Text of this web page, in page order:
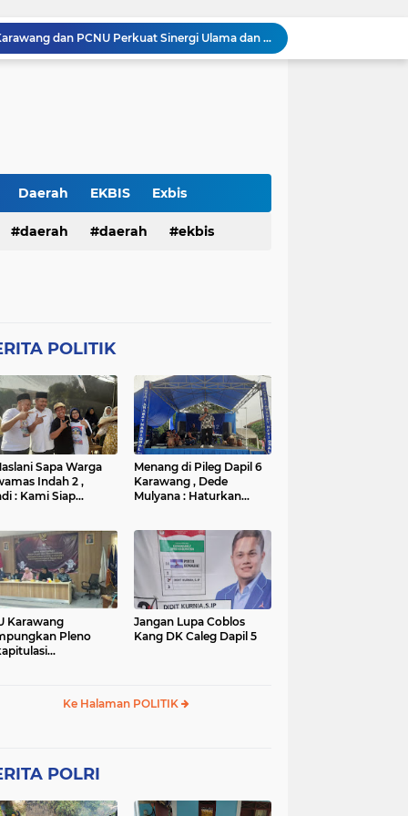
Silaturahmi Kapolresta Karawang dan PCNU Perkuat Sinergi Ulama dan Polri Jaga Kondusivitas Daerah
Perkuat Sinergitas, Kapolresta Karawang Kombes Mario Prahatinto Silaturahmi Awak Media
Pengamanan MotoGP 2026
Daerah EKBIS Exbis
Polda Bali Połda Bali
Połres Karawang.
Karawang Polri poĺri
TNI TNI WISATA
daerah daerah ekbis
ciko polres garut
połres karawang
polres subang
połsek karawang
POLITIK
Sapa Warga
Indah 2 ,
: Kami Siap
Menang di Pileg Dapil 6
Karawang , Dede
Mulyana : Haturkan
Karawang
Pleno
Jangan Lupa Coblos
Kang DK Caleg Dapil 5
Ke Halaman POLITIK
POLRI